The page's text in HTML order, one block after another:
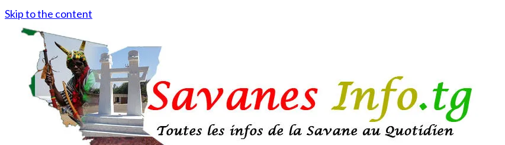
Skip to the content